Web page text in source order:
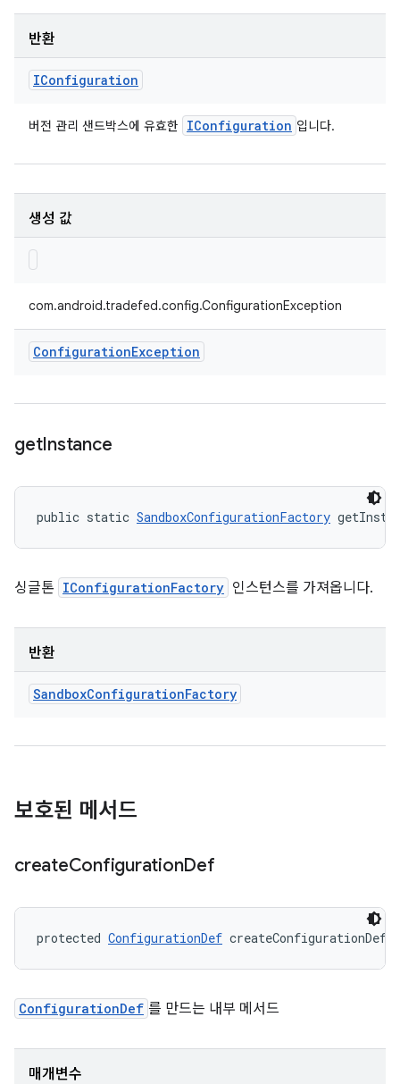
반환
IConfiguration
버전 관리 샌드박스에 유효한 IConfiguration 입니다.
생성 값
com.android.tradefed.config.ConfigurationException
ConfigurationException
getInstance
public static SandboxConfigurationFactory
싱글톤 IConfigurationFactory 인스턴스를 가져옵니다.
반환
SandboxConfigurationFactory
보호된 메서드
createConfigurationDef
protected ConfigurationDef createConfigurationDef
ConfigurationDef 를 만드는 내부 메서드
매개변수